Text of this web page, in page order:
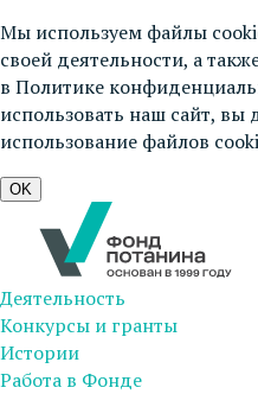
Мы используем файлы
своей деятельности, а
в Политике
использовать наш сайт, вы
использование файлов
OK
Деятельность
Конкурсы и гранты
Истории
Работа в Фонде